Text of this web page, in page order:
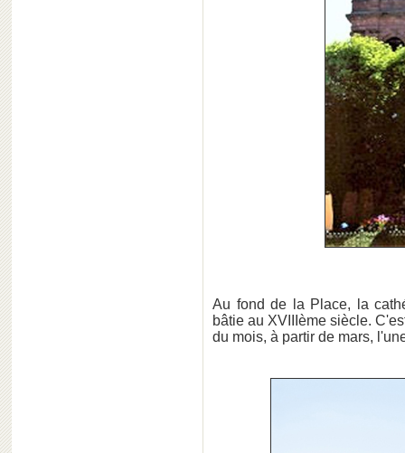
Au fond de la Place, la
bâtie au XVIIIème siècle.
du mois, à partir de mars,